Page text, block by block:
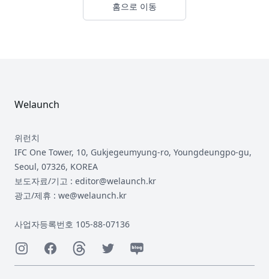
홈으로 이동
Welaunch
위런치
IFC One Tower, 10, Gukjegeumyung-ro, Youngdeungpo-gu,
Seoul, 07326, KOREA
보도자료/기고 : editor@welaunch.kr
광고/제휴 : we@welaunch.kr
사업자등록번호 105-88-07136
InstagramFacebookThreadsTwitterNaver